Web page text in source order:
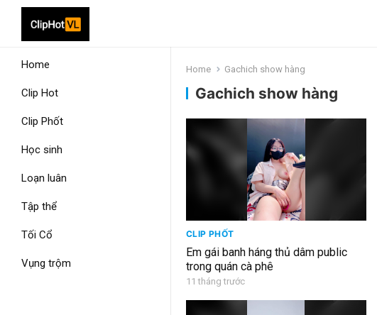
Home
Clip Hot
Clip Phốt
Học sinh
Loạn luân
Tập thể
Tối Cổ
Vụng trộm
Home Gachich show hàng
Gachich show hàng
CLIP PHỐT
Em gái banh háng thủ dâm public
trong quán cà phê
11 tháng trước